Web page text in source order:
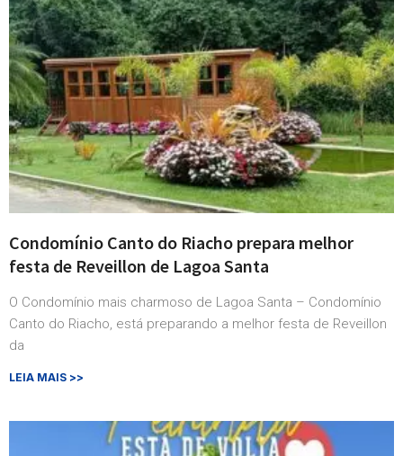
Condomínio Canto do Riacho prepara melhor
festa de Reveillon de Lagoa Santa
O Condomínio mais charmoso de Lagoa Santa – Condomínio
Canto do Riacho, está preparando a melhor festa de Reveillon
da
LEIA MAIS >>